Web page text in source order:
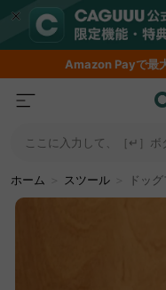
AmazonPayで最
ここに入力して、［↵］ボ
ホーム スツール ドッ